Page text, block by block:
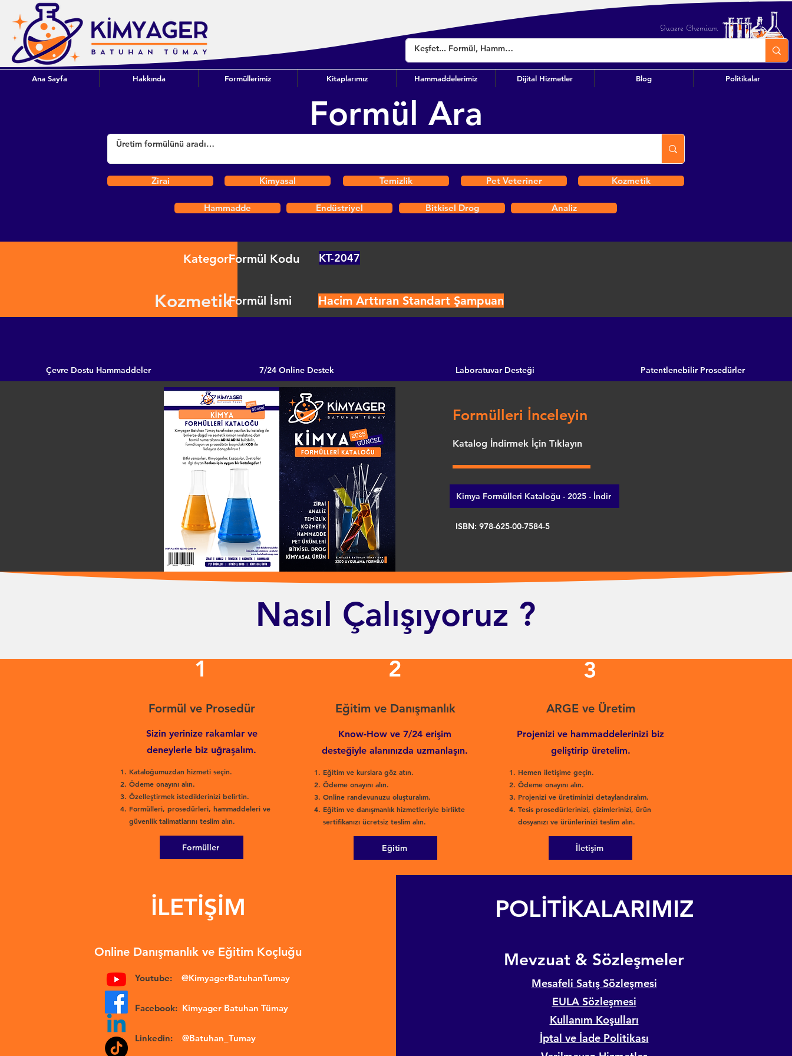
Quaere Chemiam
Ana Sayfa Hakkında Formüllerimiz Kitaplarımız Hammaddelerimiz Dijital Hizmetler Blog Politikalar
Formül Ara
Zirai Kimyasal Temizlik Pet Veteriner Kozmetik
Hammadde Endüstriyel Bitkisel Drog Analiz
Kategori
Kozmetik
Formül Kodu KT-2047
Formül İsmi Hacim Arttıran Standart Şampuan
Çevre Dostu Hammaddeler 7/24 Online Destek Laboratuvar Desteği Patentlenebilir Prosedürler
Formülleri İnceleyin
Katalog İndirmek İçin Tıklayın
Kimya Formülleri Kataloğu - 2025 - İndir
ISBN: 978-625-00-7584-5
Nasıl Çalışıyoruz ?
1
Formül ve Prosedür
Sizin yerinize rakamlar ve
deneylerle biz uğraşalım.
Kataloğumuzdan hizmeti seçin.
Ödeme onayını alın.
Özelleştirmek istediklerinizi belirtin.
Formülleri, prosedürleri, hammaddeleri ve
güvenlik talimatlarını teslim alın.
Formüller
2
Eğitim ve Danışmanlık
Know-How ve 7/24 erişim
desteğiyle alanınızda uzmanlaşın.
Eğitim ve kurslara göz atın.
Ödeme onayını alın.
Online randevunuzu oluşturalım.
Eğitim ve danışmanlık hizmetleriyle birlikte
sertifikanızı ücretsiz teslim alın.
Eğitim
3
ARGE ve Üretim
Hemen iletişime geçin.
Ödeme onayını alın.
Projenizi ve üretiminizi detaylandıralım.
Tesis prosedürlerinizi, çizimlerinizi, ürün
dosyanızı ve ürünlerinizi teslim alın.
Projenizi ve hammaddelerinizi biz
geliştirip üretelim.
İletişim
İLETİŞİM
Online Danışmanlık ve Eğitim Koçluğu
Youtube: @KimyagerBatuhanTumay
Facebook: Kimyager Batuhan Tümay
Linkedin: @Batuhan_Tumay
POLİTİKALARIMIZ
​Mevzuat & Sözleşmeler
Mesafeli Satış Sözleşmesi
EULA Sözleşmesi
Kullanım Koşulları
İptal ve İade Politikası